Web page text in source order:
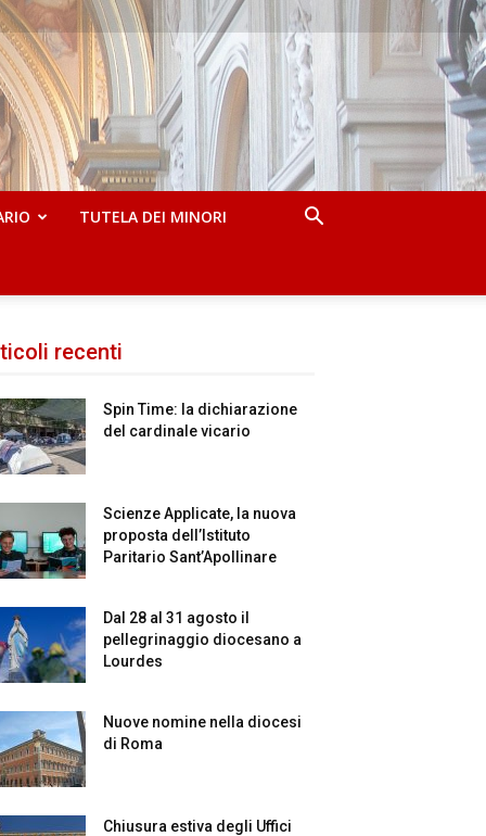
TUTELA DEI MINORI
recenti
Spin Time: la dichiarazione
del cardinale vicario
Scienze Applicate, la nuova
proposta dell’Istituto
Paritario Sant’Apollinare
Dal 28 al 31 agosto il
pellegrinaggio diocesano a
Lourdes
Nuove nomine nella diocesi
di Roma
Chiusura estiva degli Uffici